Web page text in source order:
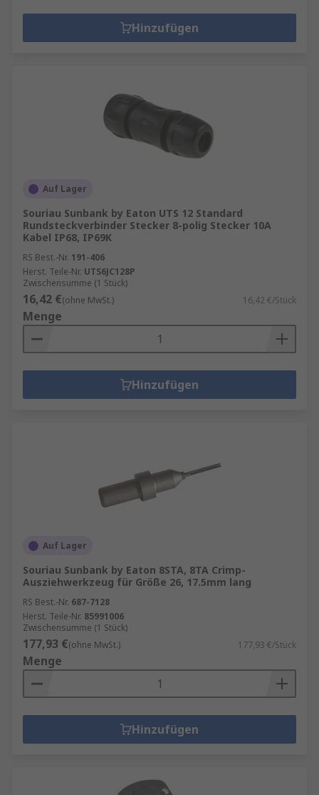
Hinzufügen
Auf Lager
Souriau Sunbank by Eaton UTS 12 Standard
Rundsteckverbinder Stecker 8-polig Stecker 10A
Kabel IP68, IP69K
RS Best.-Nr. 191-406
Herst. Teile-Nr. UTS6JC128P
Zwischensumme (1 Stück)
16,42 €(ohne MwSt.) 16,42 €/Stück
Menge
Hinzufügen
Auf Lager
Souriau Sunbank by Eaton 8STA, 8TA Crimp-
Ausziehwerkzeug für Größe 26, 17.5mm lang
RS Best.-Nr. 687-7128
Herst. Teile-Nr. 85991006
Zwischensumme (1 Stück)
177,93 €(ohne MwSt.) 177,93 €/Stück
Menge
Hinzufügen